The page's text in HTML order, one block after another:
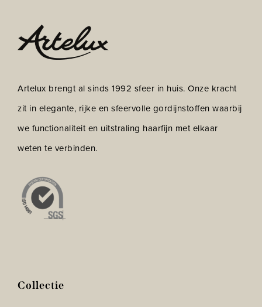
Artelux brengt al sinds 1992 sfeer in huis. Onze kracht
zit in elegante, rijke en sfeervolle gordijnstoffen waarbij
we functionaliteit en uitstraling haarfijn met elkaar
weten te verbinden.
Collectie